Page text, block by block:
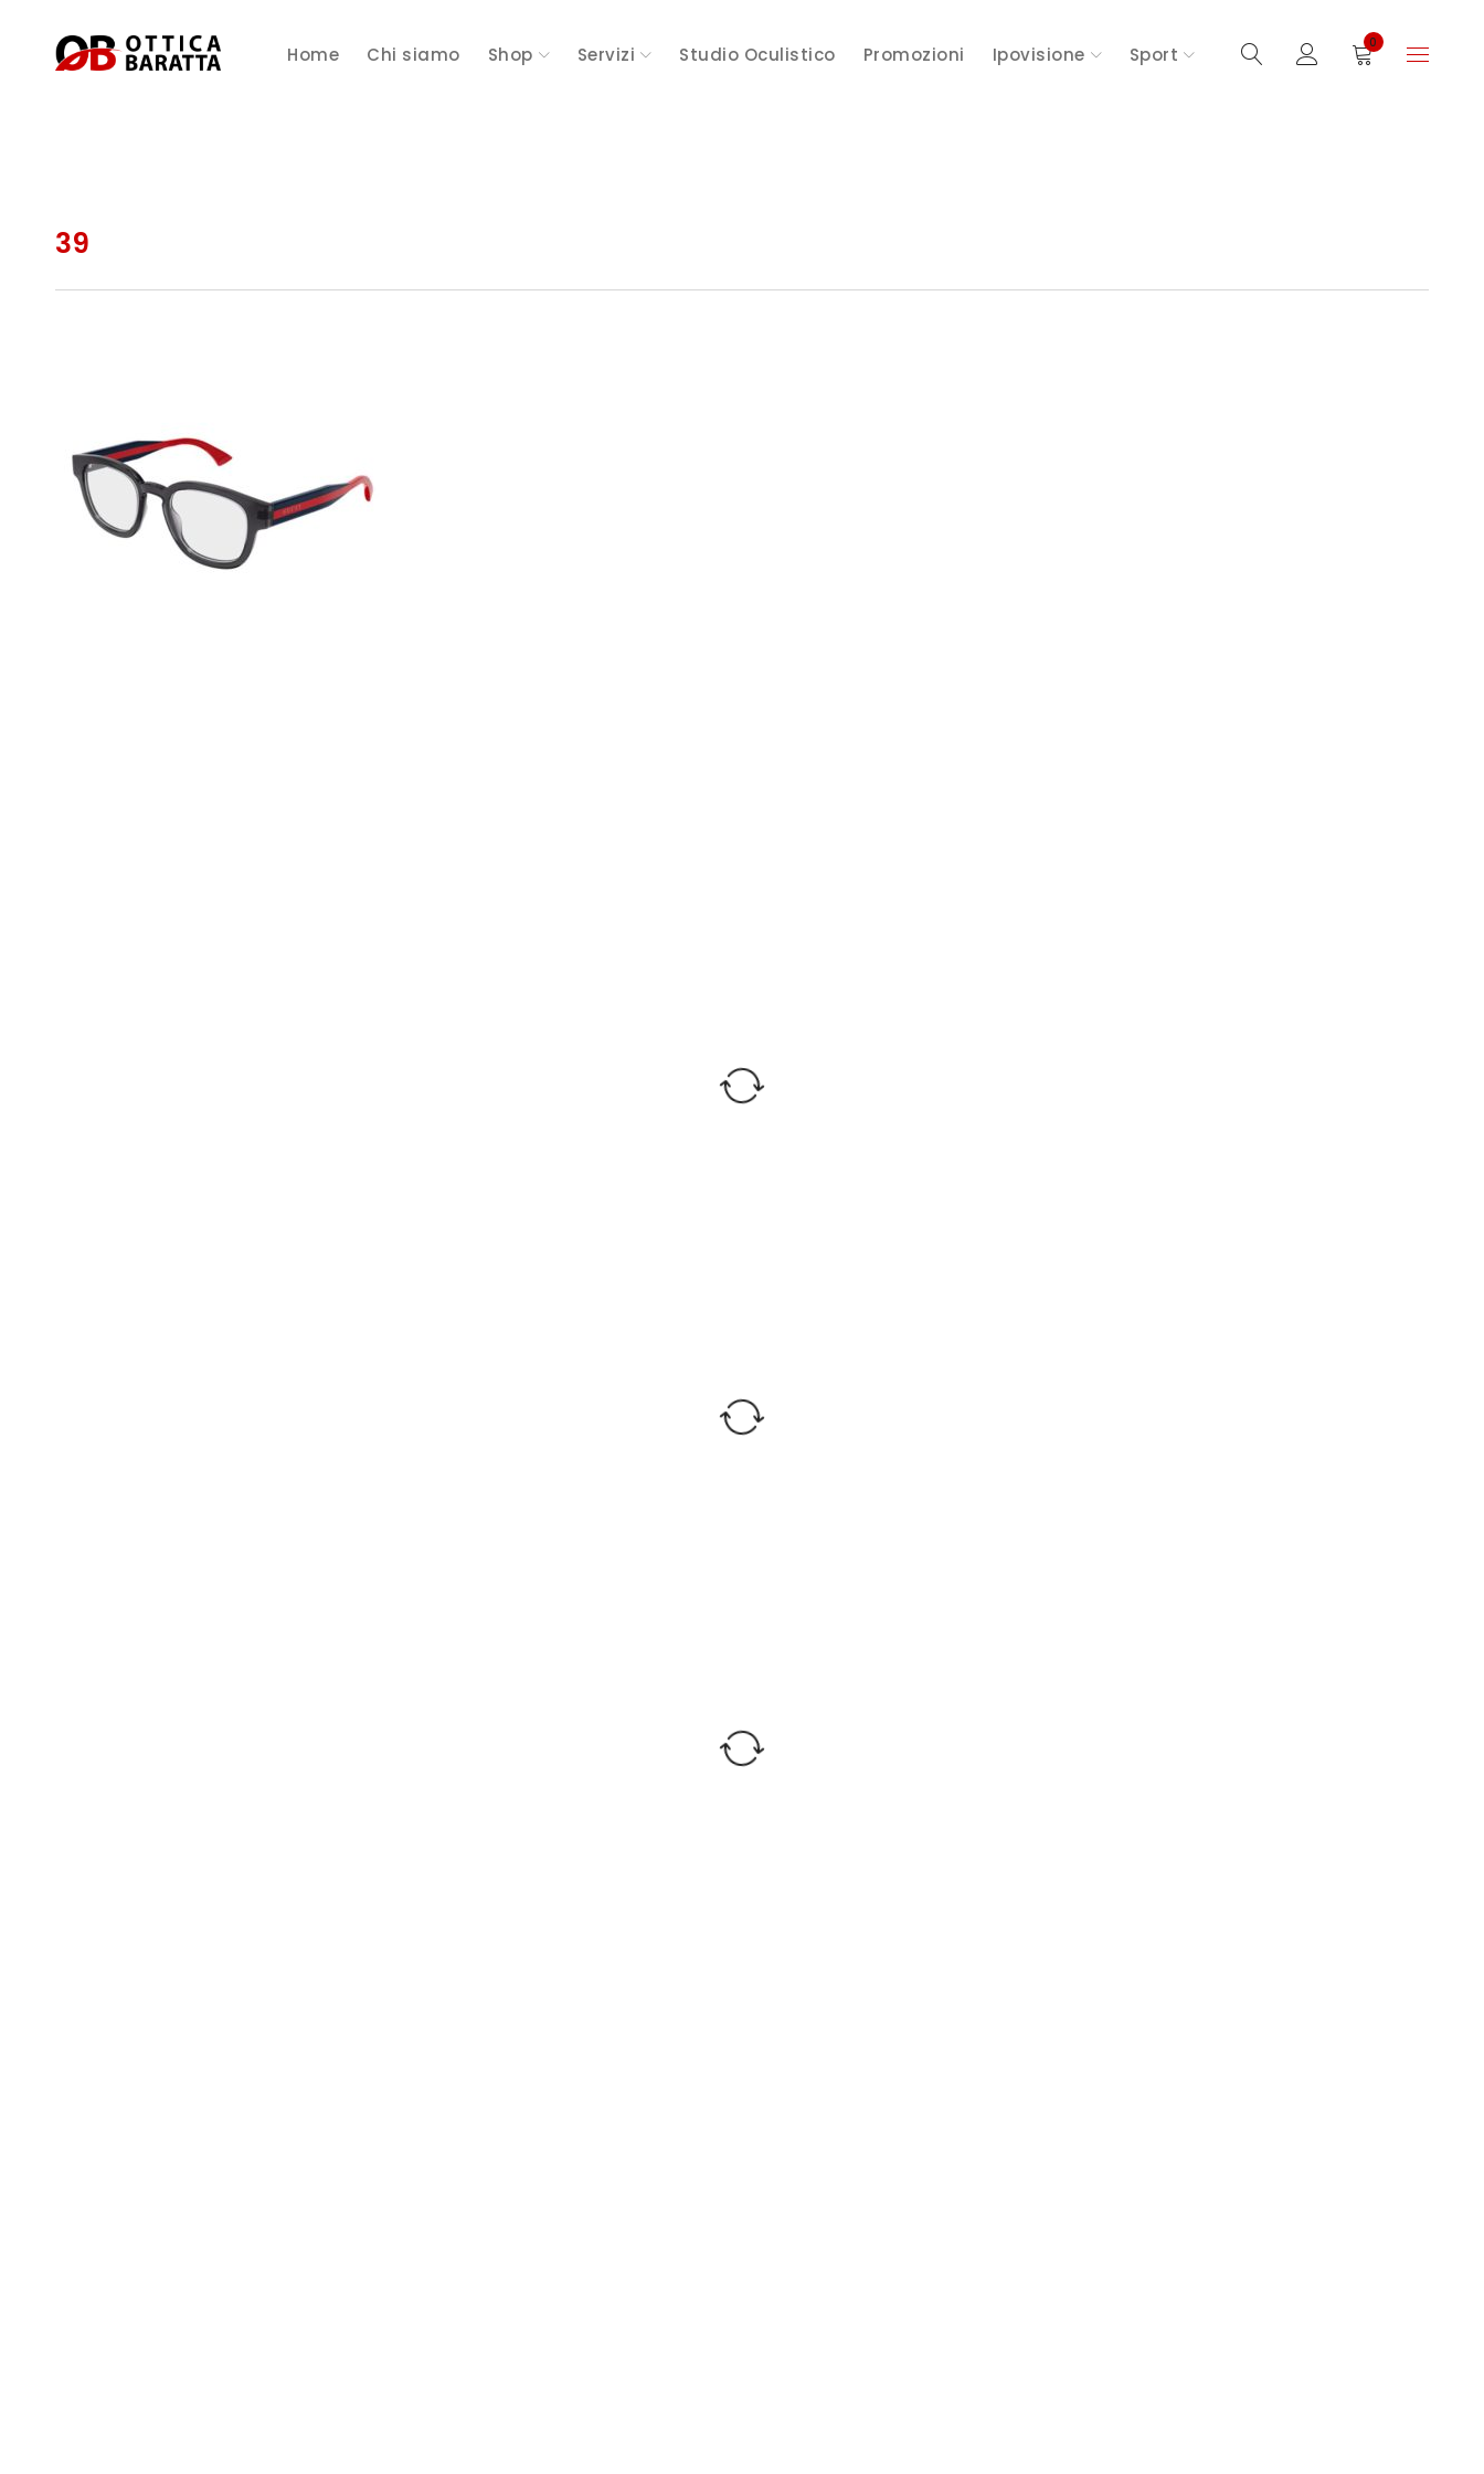
Home Chi siamo Shop Servizi Studio Oculistico Promozioni Ipovisione Sport
0
39